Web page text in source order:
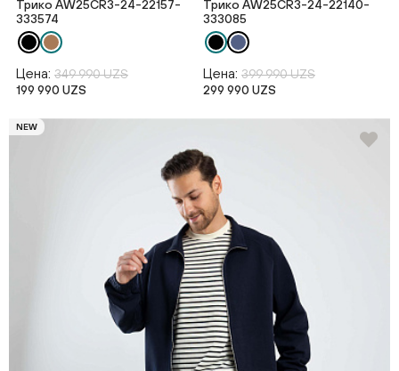
Трико AW25CR3-24-22157-
333574
Цена: 349 990 UZS
199 990 UZS
Трико AW25CR3-24-22140-
333085
Цена: 399 990 UZS
299 990 UZS
NEW